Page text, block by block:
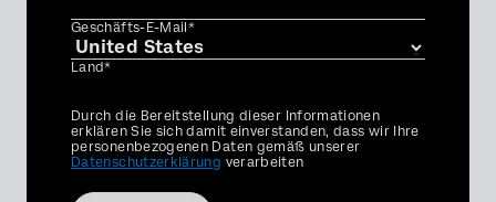
Geschäfts-E-Mail*
Land*
Privacy
Optin
Durch die Bereitstellung dieser Informationen
erklären Sie sich damit einverstanden, dass wir Ihre
personenbezogenen Daten gemäß unserer
Datenschutzerklärung verarbeiten